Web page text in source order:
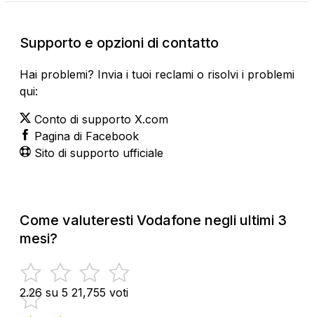
Supporto e opzioni di contatto
Hai problemi? Invia i tuoi reclami o risolvi i problemi
qui:
Conto di supporto X.com
Pagina di Facebook
Sito di supporto ufficiale
Come valuteresti Vodafone negli ultimi 3
mesi?
2.26 su 5 21,755 voti